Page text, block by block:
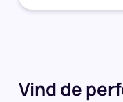
Vind de